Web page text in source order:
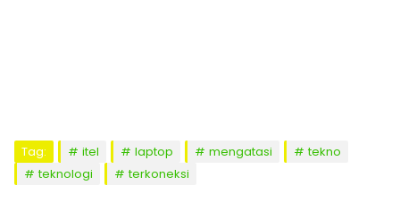
Tag: itel laptop mengatasi
tekno
teknologi
terkoneksi